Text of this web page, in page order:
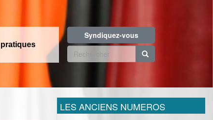
Syndiquez-vous
Formulaire
recherche
LES ANCIENS NUMEROS